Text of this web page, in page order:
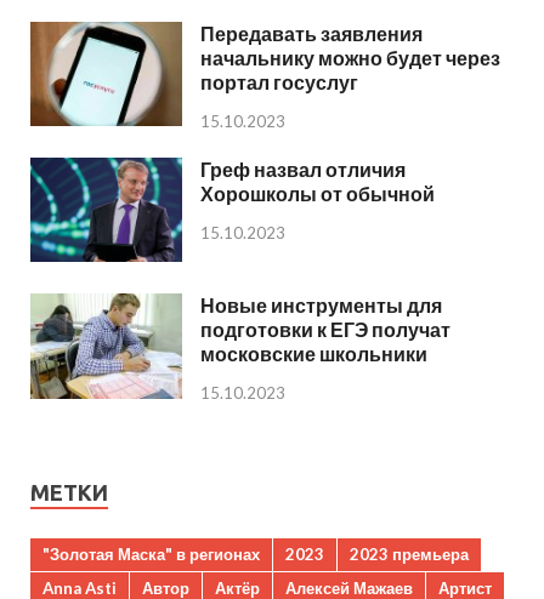
Передавать заявления
начальнику можно будет через
портал госуслуг
15.10.2023
Греф назвал отличия
Хорошколы от обычной
15.10.2023
Новые инструменты для
подготовки к ЕГЭ получат
московские школьники
15.10.2023
МЕТКИ
"Золотая Маска" в регионах 2023
2023 премьера
Anna Asti
Автор Актёр Алексей Мажаев
Артист